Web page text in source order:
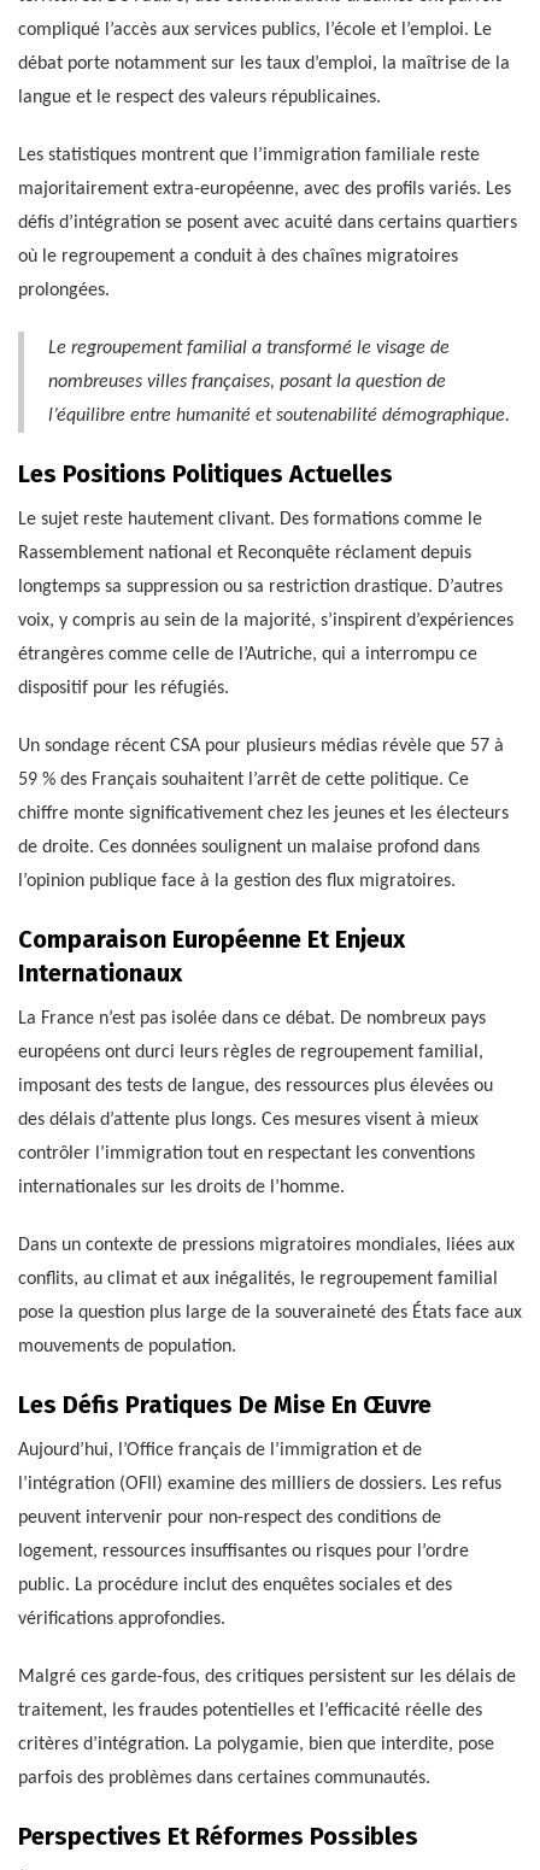
compliqué l’accès aux services publics, l’école et l’emploi. Le
débat porte notamment sur les taux d’emploi, la maîtrise de la
langue et le respect des valeurs républicaines.
Les statistiques montrent que l’immigration familiale reste
majoritairement extra-européenne, avec des profils variés. Les
défis d’intégration se posent avec acuité dans certains quartiers
où le regroupement a conduit à des chaînes migratoires
prolongées.
Le regroupement familial a transformé le visage de
nombreuses villes françaises, posant la question de
l’équilibre entre humanité et soutenabilité démographique.
Les Positions Politiques Actuelles
Le sujet reste hautement clivant. Des formations comme le
Rassemblement national et Reconquête réclament depuis
longtemps sa suppression ou sa restriction drastique. D’autres
voix, y compris au sein de la majorité, s’inspirent d’expériences
étrangères comme celle de l’Autriche, qui a interrompu ce
dispositif pour les réfugiés.
Un sondage récent CSA pour plusieurs médias révèle que 57 à
59 % des Français souhaitent l’arrêt de cette politique. Ce
chiffre monte significativement chez les jeunes et les électeurs
de droite. Ces données soulignent un malaise profond dans
l’opinion publique face à la gestion des flux migratoires.
Comparaison Européenne Et Enjeux
Internationaux
La France n’est pas isolée dans ce débat. De nombreux pays
européens ont durci leurs règles de regroupement familial,
imposant des tests de langue, des ressources plus élevées ou
des délais d’attente plus longs. Ces mesures visent à mieux
contrôler l’immigration tout en respectant les conventions
internationales sur les droits de l’homme.
Dans un contexte de pressions migratoires mondiales, liées aux
conflits, au climat et aux inégalités, le regroupement familial
pose la question plus large de la souveraineté des États face aux
mouvements de population.
Les Défis Pratiques De Mise En Œuvre
Aujourd’hui, l’Office français de l’immigration et de
l’intégration (OFII) examine des milliers de dossiers. Les refus
peuvent intervenir pour non-respect des conditions de
logement, ressources insuffisantes ou risques pour l’ordre
public. La procédure inclut des enquêtes sociales et des
vérifications approfondies.
Malgré ces garde-fous, des critiques persistent sur les délais de
traitement, les fraudes potentielles et l’efficacité réelle des
critères d’intégration. La polygamie, bien que interdite, pose
parfois des problèmes dans certaines communautés.
Perspectives Et Réformes Possibles